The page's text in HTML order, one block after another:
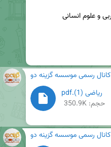
کانال رسمی موسسه گزینه دو
ریاضی (1).pdf
حجم: 350.9K
کانال رسمی موسسه گزینه دو